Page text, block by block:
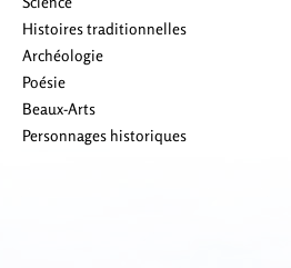
Histoires traditionnelles
Archéologie
Poésie
Beaux-Arts
Personnages historiques